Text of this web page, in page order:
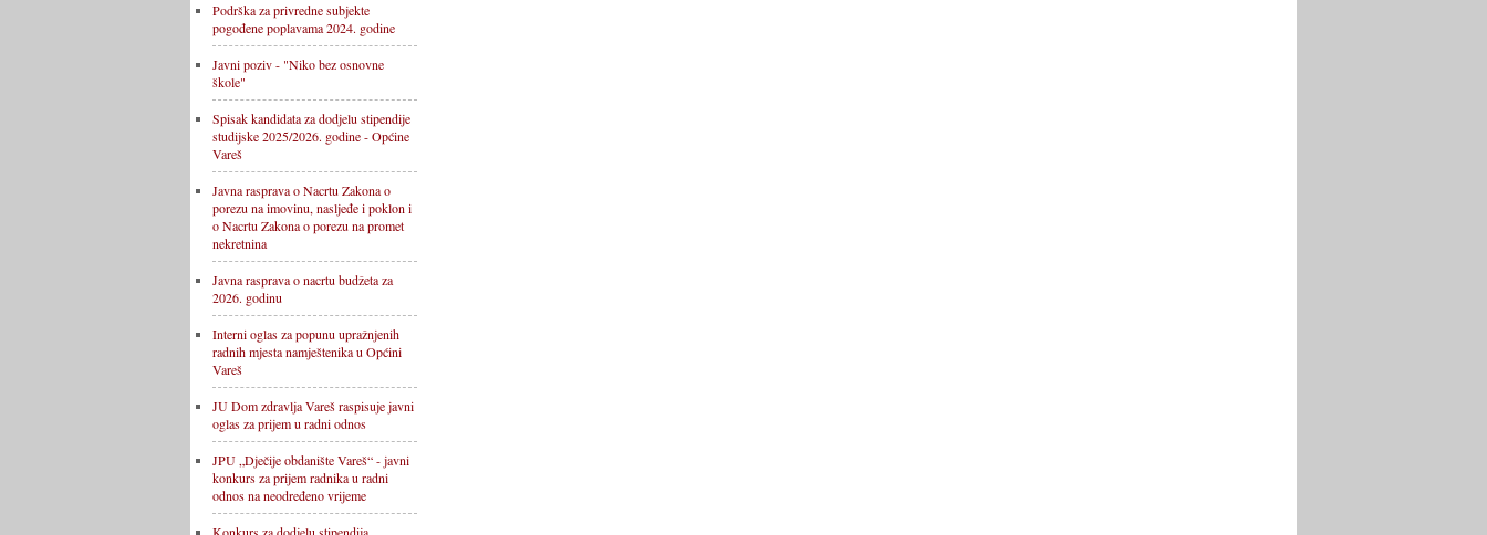
Podrška za privredne subjekte
pogođene poplavama 2024. godine
Javni poziv - "Niko bez osnovne
škole"
Spisak kandidata za dodjelu stipendije
studijske 2025/2026. godine - Općine
Vareš
Javna rasprava o Nacrtu Zakona o
porezu na imovinu, nasljeđe i poklon i
o Nacrtu Zakona o porezu na promet
nekretnina
Javna rasprava o nacrtu budžeta za
2026. godinu
Interni oglas za popunu upražnjenih
radnih mjesta namještenika u Općini
Vareš
JU Dom zdravlja Vareš raspisuje javni
oglas za prijem u radni odnos
JPU „Dječije obdanište Vareš“ - javni
konkurs za prijem radnika u radni
odnos na neodređeno vrijeme